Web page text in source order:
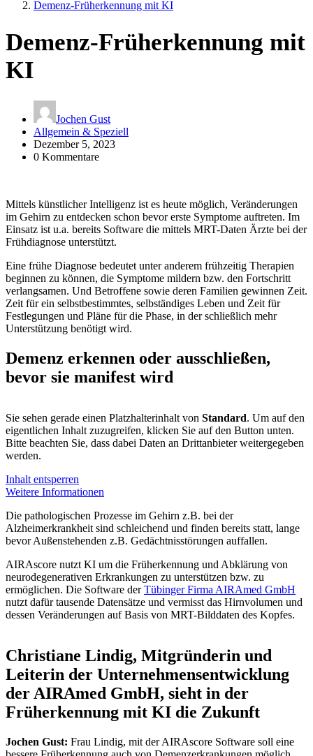
Demenz-Früherkennung mit KI
Demenz-Früherkennung mit
KI
Jochen Gust
Allgemein & Speziell
Dezember 5, 2023
0 Kommentare
Mittels künstlicher Intelligenz ist es heute möglich, Veränderungen
im Gehirn zu entdecken schon bevor erste Symptome auftreten. Im
Einsatz ist u.a. bereits Software die mittels MRT-Daten Ärzte bei der
Frühdiagnose unterstützt.
Eine frühe Diagnose bedeutet unter anderem frühzeitig Therapien
beginnen zu können, die Symptome mildern bzw. den Fortschritt
verlangsamen. Und Betroffene sowie deren Familien gewinnen Zeit.
Zeit für ein selbstbestimmtes, selbständiges Leben und Zeit für
Festlegungen und Pläne für die Phase, in der schließlich mehr
Unterstützung benötigt wird.
Demenz erkennen oder ausschließen,
bevor sie manifest wird
Sie sehen gerade einen Platzhalterinhalt von Standard. Um auf den
eigentlichen Inhalt zuzugreifen, klicken Sie auf den Button unten.
Bitte beachten Sie, dass dabei Daten an Drittanbieter weitergegeben
werden.
Inhalt entsperren
Weitere Informationen
Die pathologischen Prozesse im Gehirn z.B. bei der
Alzheimerkrankheit sind schleichend und finden bereits statt, lange
bevor Außenstehenden z.B. Gedächtnisstörungen auffallen.
AIRAscore nutzt KI um die Früherkennung und Abklärung von
neurodegenerativen Erkrankungen zu unterstützen bzw. zu
ermöglichen. Die Software derTübinger Firma AIRAmed GmbH
nutzt dafür tausende Datensätze und vermisst das Hirnvolumen und
dessen Veränderungen auf Basis von MRT-Bilddaten des Kopfes.
Christiane Lindig, Mitgründerin und
Leiterin der Unternehmensentwicklung
der AIRAmed GmbH, sieht in der
Früherkennung mit KI die Zukunft
Jochen Gust: Frau Lindig, mit der AIRAscore Software soll eine